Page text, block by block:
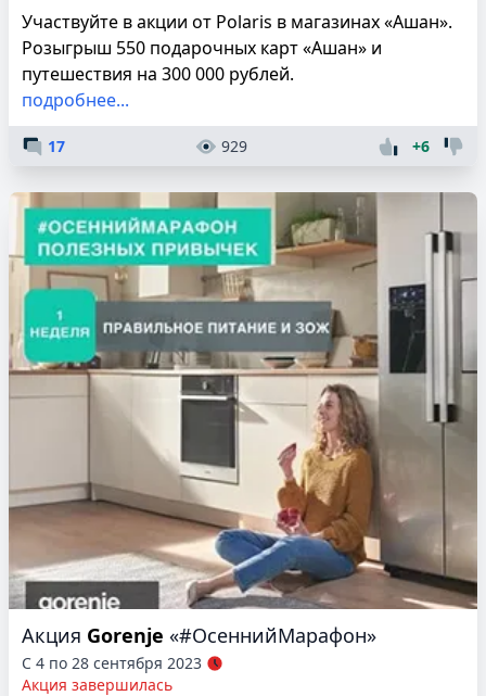
Участвуйте в акции от Polaris в магазинах «Ашан».
Розыгрыш 550 подарочных карт «Ашан» и
путешествия на 300 000 рублей.
подробнее...
17 929 +6
Акция Gorenje «#ОсеннийМарафон»
С 4 по 28 сентября 2023
Акция завершилась